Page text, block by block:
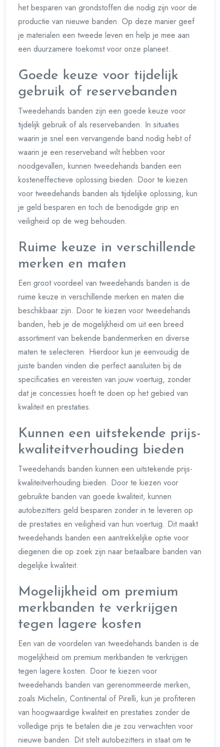
het besparen van grondstoffen die nodig zijn voor de
productie van nieuwe banden. Op deze manier geef
je materialen een tweede leven en help je mee aan
een duurzamere toekomst voor onze planeet.
Goede keuze voor tijdelijk
gebruik of reservebanden
Tweedehands banden zijn een goede keuze voor
tijdelijk gebruik of als reservebanden. In situaties
waarin je snel een vervangende band nodig hebt of
waarin je een reserveband wilt hebben voor
noodgevallen, kunnen tweedehands banden een
kosteneffectieve oplossing bieden. Door te kiezen
voor tweedehands banden als tijdelijke oplossing, kun
je geld besparen en toch de benodigde grip en
veiligheid op de weg behouden.
Ruime keuze in verschillende
merken en maten
Een groot voordeel van tweedehands banden is de
ruime keuze in verschillende merken en maten die
beschikbaar zijn. Door te kiezen voor tweedehands
banden, heb je de mogelijkheid om uit een breed
assortiment van bekende bandenmerken en diverse
maten te selecteren. Hierdoor kun je eenvoudig de
juiste banden vinden die perfect aansluiten bij de
specificaties en vereisten van jouw voertuig, zonder
dat je concessies hoeft te doen op het gebied van
kwaliteit en prestaties.
Kunnen een uitstekende prijs-
kwaliteitverhouding bieden
Tweedehands banden kunnen een uitstekende prijs-
kwaliteitverhouding bieden. Door te kiezen voor
gebruikte banden van goede kwaliteit, kunnen
autobezitters geld besparen zonder in te leveren op
de prestaties en veiligheid van hun voertuig. Dit maakt
tweedehands banden een aantrekkelijke optie voor
diegenen die op zoek zijn naar betaalbare banden van
degelijke kwaliteit.
Mogelijkheid om premium
merkbanden te verkrijgen
tegen lagere kosten
Een van de voordelen van tweedehands banden is de
mogelijkheid om premium merkbanden te verkrijgen
tegen lagere kosten. Door te kiezen voor
tweedehands banden van gerenommeerde merken,
zoals Michelin, Continental of Pirelli, kun je profiteren
van hoogwaardige kwaliteit en prestaties zonder de
volledige prijs te betalen die je zou verwachten voor
nieuwe banden. Dit stelt autobezitters in staat om te